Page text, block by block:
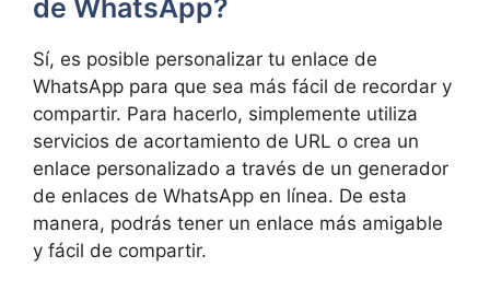
de WhatsApp?
Sí, es posible personalizar tu enlace de
WhatsApp para que sea más fácil de recordar y
compartir. Para hacerlo, simplemente utiliza
servicios de acortamiento de URL o crea un
enlace personalizado a través de un generador
de enlaces de WhatsApp en línea. De esta
manera, podrás tener un enlace más amigable
y fácil de compartir.